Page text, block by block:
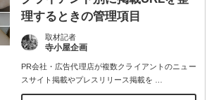
理するときの管理項目
取材記者
寺小屋企画
PR会社・広告代理店が複数クライアントのニュー
スサイト掲載やプレスリリース掲載を